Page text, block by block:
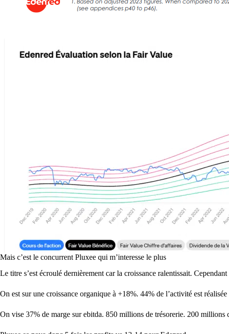
Mais c’est le concurrent Pluxee qui m’interesse le plus
Le titre s’est écroulé dernièrement car la croissance ralentissait.
On est sur une croissance organique à +18%. 44% de l’activité est
On vise 37% de marge sur ebitda. 850 millions de trésorerie. 200 millions